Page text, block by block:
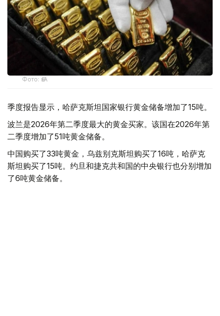
Фото: ӨзА
季度报告显示，哈萨克斯坦国家银行黄金储备增加了15吨。
波兰是2026年第二季度最大的黄金买家。该国在2026年第
二季度增加了51吨黄金储备。
中国购买了33吨黄金，乌兹别克斯坦购买了16吨，哈萨克
斯坦购买了15吨。约旦和捷克共和国的中央银行也分别增加
了6吨黄金储备。